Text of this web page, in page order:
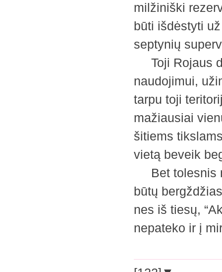
milžiniški
būti išdėstyti
septynių
Toji Rojaus
naudojimui,
tarpu toji
mažiausiai
šitiems
vietą beveik
Bet tolesnis
būtų
nes iš tiesų,
nepateko ir į